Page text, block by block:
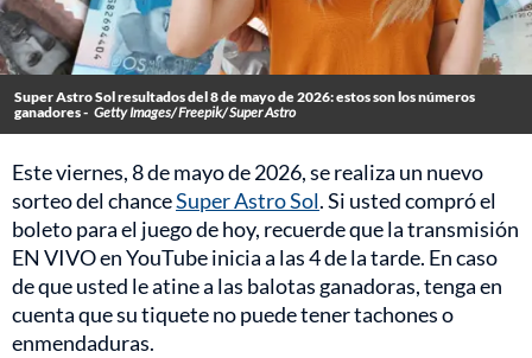
Super Astro Sol resultados del 8 de mayo de 2026: estos son los números
ganadores - Getty Images/ Freepik/ Super Astro
Este viernes, 8 de mayo de 2026, se realiza un nuevo
sorteo del chanceSuper Astro Sol. Si usted compró el
boleto para el juego de hoy, recuerde que la transmisión
EN VIVO en YouTube inicia a las 4 de la tarde. En caso
de que usted le atine a las balotas ganadoras, tenga en
cuenta que su tiquete no puede tener tachones o
enmendaduras.